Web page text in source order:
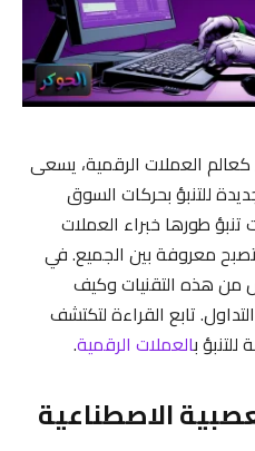
العملات الرقمية، يسعى
للتنبؤ بحركات السوق
تنبؤ طورها خبراء العملات
معروفة بين الجميع. في
هذه التقنيات وكيف
تابع القراءة لتكتشف
بالعملات الرقمية.